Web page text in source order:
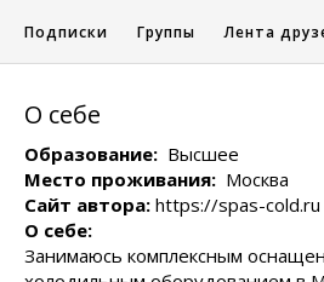
Подписки Группы Лента
О себе
Образование: Высшее
Место проживания: Москва
Сайт автора: https://spas-cold.ru
О себе:
Занимаюсь комплексным